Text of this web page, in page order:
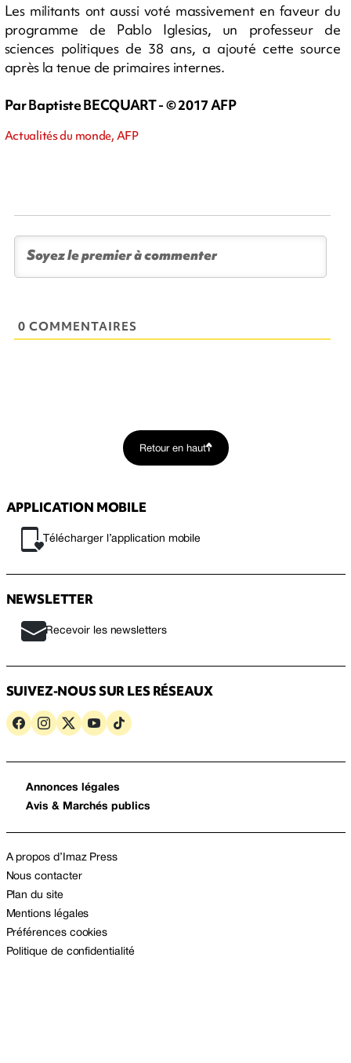
Les militants ont aussi voté massivement en faveur du
programme de Pablo Iglesias, un professeur de
sciences politiques de 38 ans, a ajouté cette source
après la tenue de primaires internes.
Par Baptiste BECQUART - © 2017 AFP
Actualités du monde, AFP
0 COMMENTAIRES
Retour en haut
APPLICATION MOBILE
Télécharger l’application mobile
NEWSLETTER
Recevoir les newsletters
SUIVEZ-NOUS SUR LES RÉSEAUX
Annonces légales
Avis & Marchés publics
A propos d’Imaz Press
Nous contacter
Plan du site
Mentions légales
Préférences cookies
Politique de confidentialité